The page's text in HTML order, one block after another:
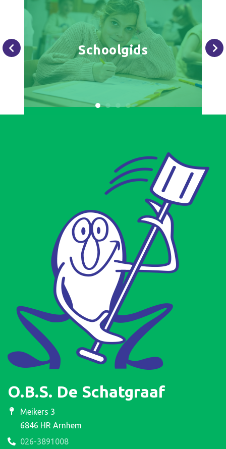
Schoolgids
O.B.S. De Schatgraaf
Meikers 3
6846 HR Arnhem
026-3891008